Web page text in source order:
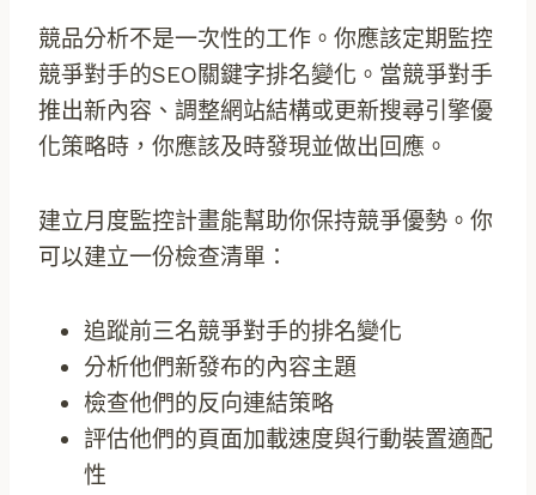
競品分析不是一次性的工作。你應該定期監控
競爭對手的SEO關鍵字排名變化。當競爭對手
推出新內容、調整網站結構或更新搜尋引擎優
化策略時，你應該及時發現並做出回應。
建立月度監控計畫能幫助你保持競爭優勢。你
可以建立一份檢查清單：
追蹤前三名競爭對手的排名變化
分析他們新發布的內容主題
檢查他們的反向連結策略
評估他們的頁面加載速度與行動裝置適配
性